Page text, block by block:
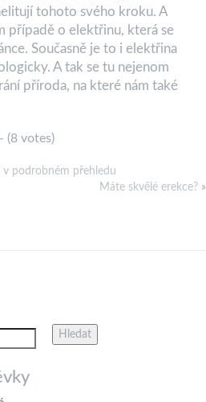
tohoto svého kroku. A
případě o elektřinu, která se
Současně je to i elektřina
A tak se tu nejenom
příroda, na které nám také
(8 votes)
v podrobném přehledu
Máte skvělé erekce? »
Hledat